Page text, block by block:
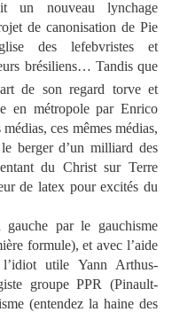
un nouveau lynchage
de canonisation de Pie
des lefebvristes et
brésiliens… Tandis que
art de son regard torve et
en métropole par Enrico
ces mêmes médias,
berger d’un milliard des
du Christ sur Terre
de latex pour excités du
par le gauchisme
formule), et avec l’aide
utile Yann Arthus-
groupe PPR (Pinault-
(entendez la haine des